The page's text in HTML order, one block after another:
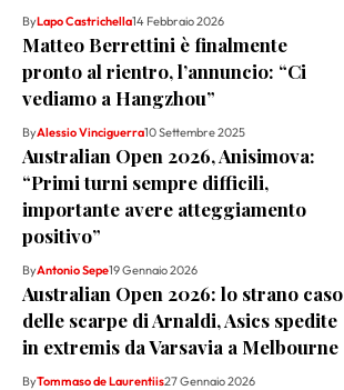
ByLapo Castrichella14 Febbraio 2026
Matteo Berrettini è finalmente
pronto al rientro, l’annuncio: “Ci
vediamo a Hangzhou”
ByAlessio Vinciguerra10 Settembre 2025
Australian Open 2026, Anisimova:
“Primi turni sempre difficili,
importante avere atteggiamento
positivo”
ByAntonio Sepe19 Gennaio 2026
Australian Open 2026: lo strano caso
delle scarpe di Arnaldi, Asics spedite
in extremis da Varsavia a Melbourne
ByTommaso de Laurentiis27 Gennaio 2026